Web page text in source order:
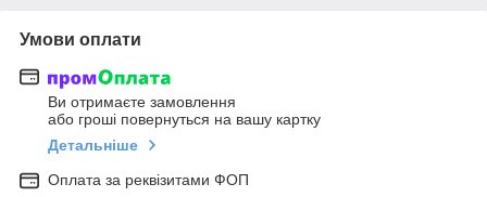
Умови оплати
Ви отримаєте замовлення
або гроші повернуться на вашу картку
Детальніше
Оплата за реквізитами ФОП